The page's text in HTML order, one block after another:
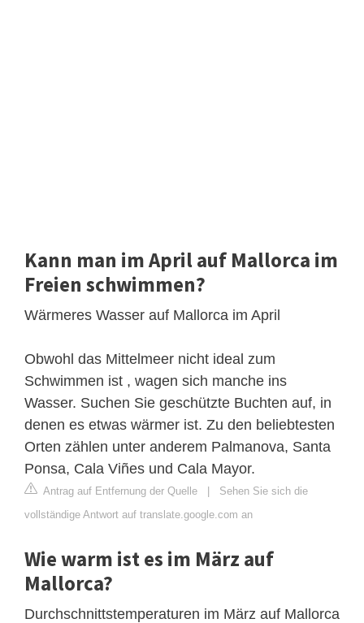
Kann man im April auf Mallorca im
Freien schwimmen?
Wärmeres Wasser auf Mallorca im April
Obwohl das Mittelmeer nicht ideal zum
Schwimmen ist , wagen sich manche ins
Wasser. Suchen Sie geschützte Buchten auf, in
denen es etwas wärmer ist. Zu den beliebtesten
Orten zählen unter anderem Palmanova, Santa
Ponsa, Cala Viñes und Cala Mayor.
Antrag auf Entfernung der Quelle | Sehen Sie sich die
vollständige Antwort auf translate.google.com an
Wie warm ist es im März auf
Mallorca?
Durchschnittstemperaturen im März auf Mallorca